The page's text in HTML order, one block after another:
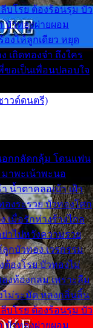
บโรย ต้องร้อนรุม บัว
วทองผ่ายผอม
งไห้ลูกเดียว หยุด
เถิดทองจ๋า ถึงใคร
ขอเป็นเพื่อนปลอบใจ
าวด์ดนตรี)
อกกลัดกลุ้ม โดนแฟน
าพะเน้าพะนอ
น้ำตาคลอเบ้า เฝ้า
งระรวย บัวทองโศก
เมื่อรักห่างร้างไกล
าไปหวังความรวย
กบัวทอง เวรกรรม
องโรย บัวทองไม่
งท้องกลม เพราะลืม
ไม่ระมัด หลงกลิ่นลิ้น
บโรย ต้องร้อนรุม บัว
วทองผ่ายผอม